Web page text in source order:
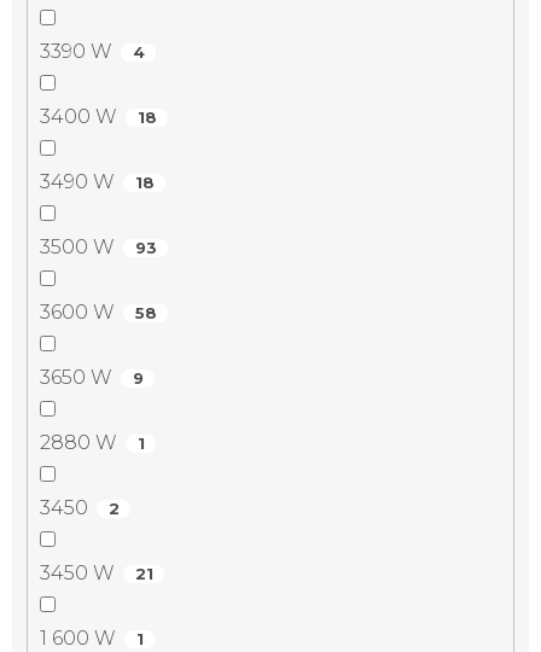
3390 W 4
3400 W 18
3490 W 18
3500 W 93
3600 W 58
3650 W 9
2880 W 1
3450 2
3450 W 21
1 600 W 1